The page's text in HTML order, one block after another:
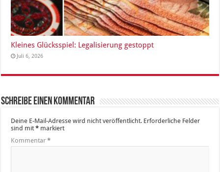
Kleines Glücksspiel: Legalisierung gestoppt
Juli 6, 2026
Schreibe einen Kommentar
Deine E-Mail-Adresse wird nicht veröffentlicht. Erforderliche Felder
sind mit* markiert
Kommentar*